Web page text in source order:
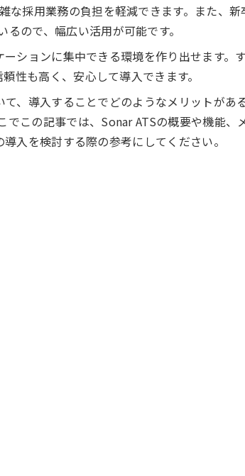
な採用業務の負担を軽減できます。また、新
ので、幅広い活用が可能です。
ションに集中できる環境を作り出せます。
性も高く、安心して導入できます。
、導入することでどのようなメリットがあ
この記事では、Sonar ATSの概要や機能、
入を検討する際の参考にしてください。